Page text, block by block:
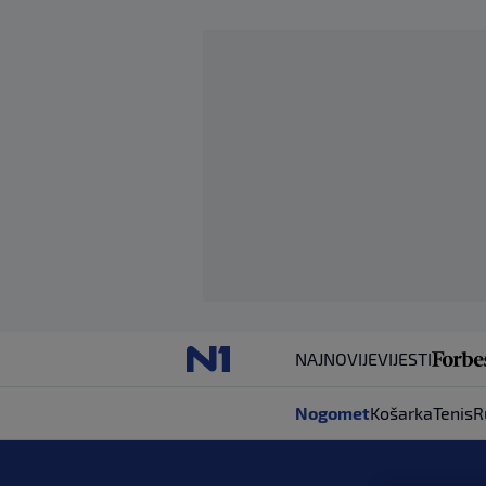
NAJNOVIJEVIJESTI
NogometKošarkaTenis